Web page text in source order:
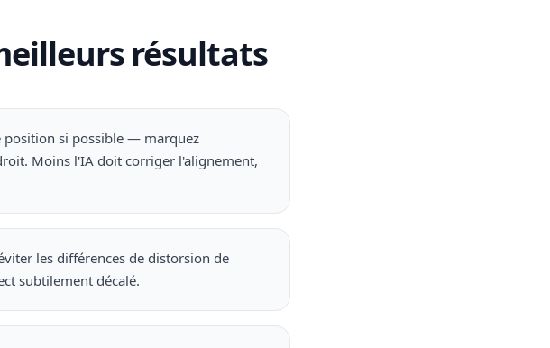
résultats
position si possible — marquez
Moins l'IA doit corriger l'alignement,
les différences de distorsion de
subtilement décalé.